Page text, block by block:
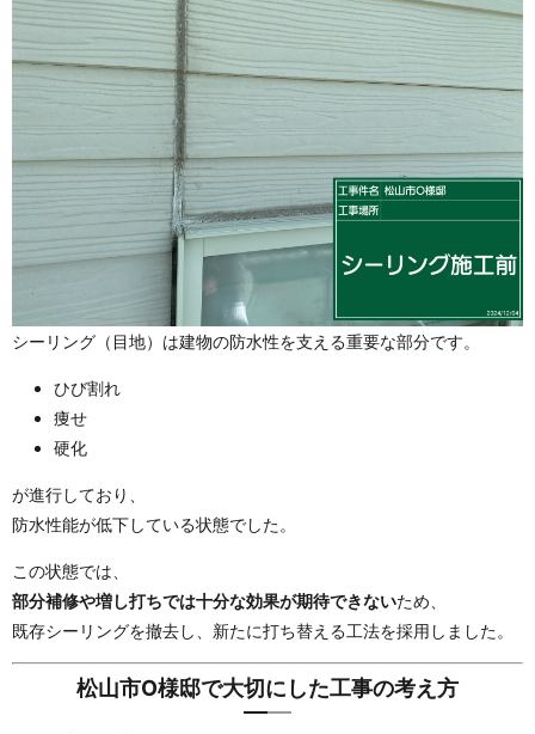
シーリング（目地）は建物の防水性を支える重要な部分です。
ひび割れ
痩せ
硬化
が進行しており、
防水性能が低下している状態でした。
この状態では、
部分補修や増し打ちでは十分な効果が期待できないため、
既存シーリングを撤去し、新たに打ち替える工法を採用しました。
松山市O様邸で大切にした工事の考え方